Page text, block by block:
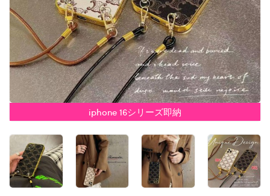
iphone 16シリーズ即納